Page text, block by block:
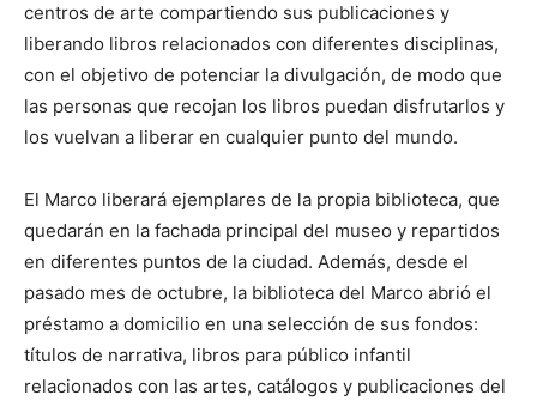
centros de arte compartiendo sus publicaciones y
liberando libros relacionados con diferentes disciplinas,
con el objetivo de potenciar la divulgación, de modo que
las personas que recojan los libros puedan disfrutarlos y
los vuelvan a liberar en cualquier punto del mundo.
El Marco liberará ejemplares de la propia biblioteca, que
quedarán en la fachada principal del museo y repartidos
en diferentes puntos de la ciudad. Además, desde el
pasado mes de octubre, la biblioteca del Marco abrió el
préstamo a domicilio en una selección de sus fondos:
títulos de narrativa, libros para público infantil
relacionados con las artes, catálogos y publicaciones del